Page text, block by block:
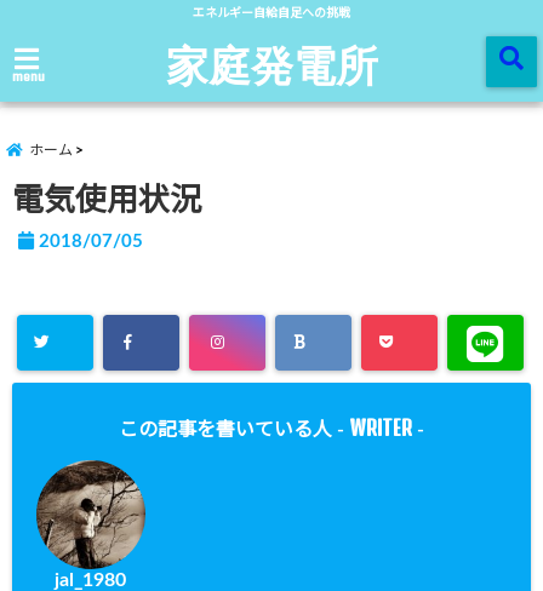
エネルギー自給自足への挑戦
menu 家庭発電所
ホーム
電気使用状況
2018/07/05
この記事を書いている人 - WRITER -
jal_1980